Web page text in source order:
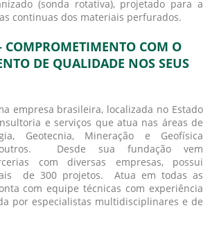
(sonda rotativa), projetado para a
continuas dos materiais perfurados.
COMPROMETIMENTO COM O
DE QUALIDADE NOS SEUS
empresa brasileira, localizada no Estado
e serviços que atua nas áreas de
Geotecnia, Mineração e Geofísica
Desde sua fundação vem
com diversas empresas, possui
de 300 projetos. Atua em todas as
com equipe técnicas com experiência
por especialistas multidisciplinares e de